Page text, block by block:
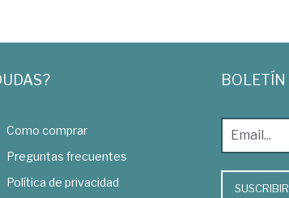
Como comprar
Preguntas frecuentes
Política de privacidad
BOLETÍN